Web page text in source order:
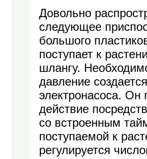
Довольно
следующее
большого
поступает к
шлангу.
давление
электронасоса. Он
действие
со встроенным
поступаемой к
регулируется